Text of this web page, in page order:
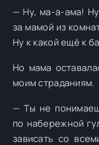
— Ну, ма-а-ама!
за мамой из
Ну к какой ещё к
Но мама
моим страданиям.
— Ты не
по набережной
зависать со